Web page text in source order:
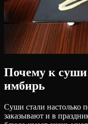
Почему к суши
имбирь
Суши стали настолько
заказывают и в